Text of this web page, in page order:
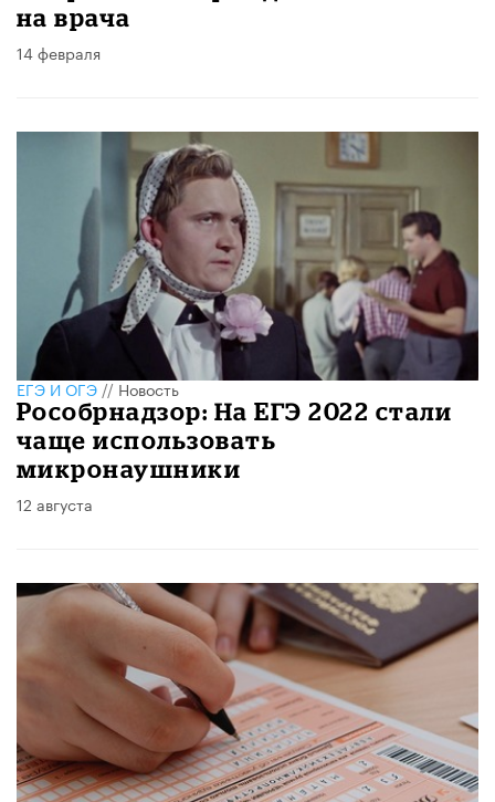
на врача
14 февраля
ЕГЭ И ОГЭ//Новость
Рособрнадзор: На ЕГЭ 2022 стали
чаще использовать
микронаушники
12 августа